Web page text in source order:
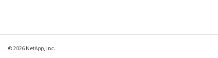
© 2026 NetApp, Inc.